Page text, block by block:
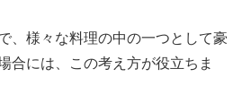
、様々な料理の中の一つとして豪
合には、この考え方が役立ちま